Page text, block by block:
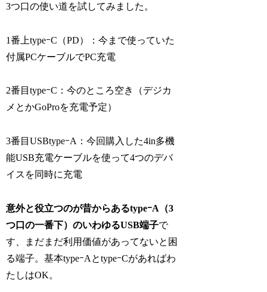
3つ口の使い道を試してみました。
1番上typeｰC（PD）：今まで使っていた
付属PCケーブルでPC充電
2番目typeｰC：今のところ空き（デジカ
メとかGoProを充電予定）
3番目USBtypeｰA：今回購入した4in多機
能USB充電ケーブルを使って4つのデバ
イスを同時に充電
意外と役立つのが昔からあるtypeｰA（3
つ口の一番下）のいわゆるUSB端子で
す、まだまだ利用価値があってないと困
る端子。基本typeｰAとtypeｰCがあればわ
たしはOK。